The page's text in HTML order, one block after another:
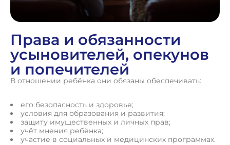
Права и обязанности
усыновителей, опекунов
и попечителей
В отношении ребёнка они обязаны обеспечивать:
его безопасность и здоровье;
условия для образования и развития;
защиту имущественных и личных прав;
учёт мнения ребёнка;
участие в социальных и медицинских программах.